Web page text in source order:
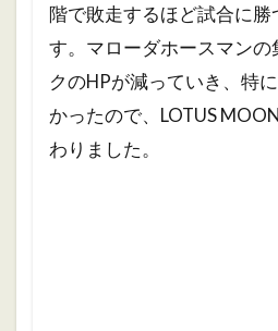
階で敗走するほど試合に勝
す。 マローダホースマンの
クのHPが減っていき、特
かったので、LOTUS
わりました。